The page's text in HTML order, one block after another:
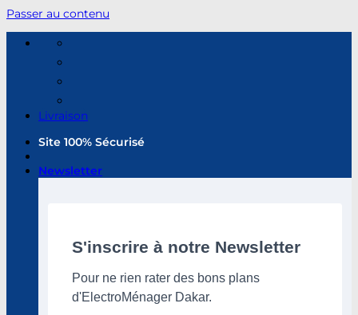
Passer au contenu
Livraison
Site 100% Sécurisé
Newsletter
S'inscrire à notre Newsletter
Pour ne rien rater des bons plans
d'ElectroMénager Dakar.